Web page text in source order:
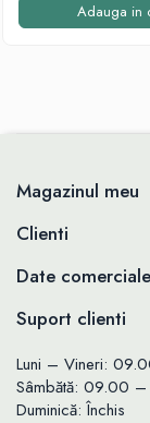
Adauga in
Magazinul meu
Clienti
Date comerciale
Suport clienti
Luni – Vineri:
Sâmbătă: 09.00
Duminică: Închis